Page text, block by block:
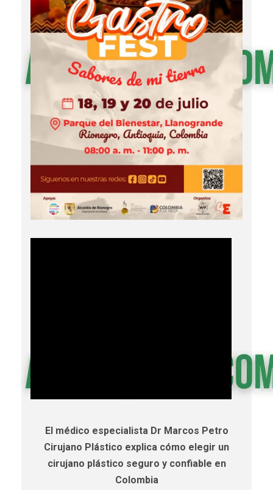
El médico especialista Dr Marcos Petro
Cirujano Plástico explica cómo elegir un
cirujano plástico seguro y confiable en
Colombia